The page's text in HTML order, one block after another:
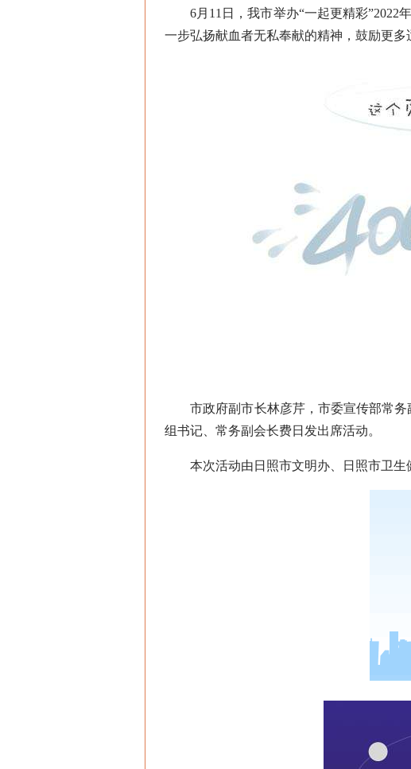
6月11日，我市举办“一起更精彩”2022年
一步弘扬献血者无私奉献的精神，鼓励更多
市政府副市长林彦芹，市委宣传部常务
组书记、常务副会长费日发出席活动。
本次活动由日照市文明办、日照市卫生